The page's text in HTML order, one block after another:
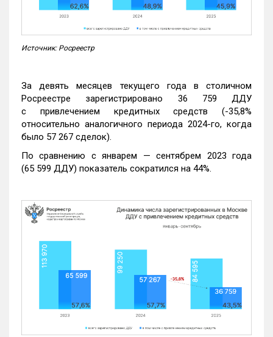
Источник: Росреестр
За девять месяцев текущего года в столичном
Росреестре зарегистрировано 36 759 ДДУ
с привлечением кредитных средств (-35,8%
относительно аналогичного периода 2024-го, когда
было 57 267 сделок).
По сравнению с январем — сентябрем 2023 года
(65 599 ДДУ) показатель сократился на 44%.